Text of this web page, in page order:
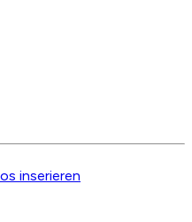
inserieren